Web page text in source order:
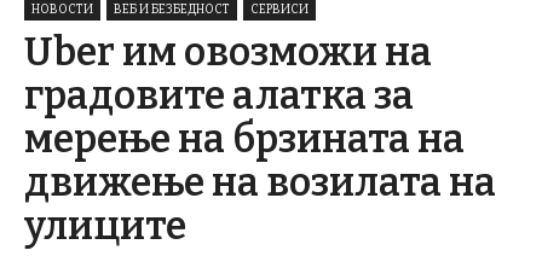
НОВОСТИ ВЕБ И БЕЗБЕДНОСТ СЕРВИСИ
Uber им овозможи на
градовите алатка за
мерење на брзината на
движење на возилата на
улиците